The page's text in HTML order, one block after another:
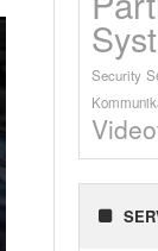
Security